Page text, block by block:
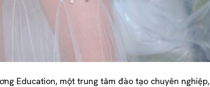
Education, một trung tâm đào tạo chuyên nghiệp,